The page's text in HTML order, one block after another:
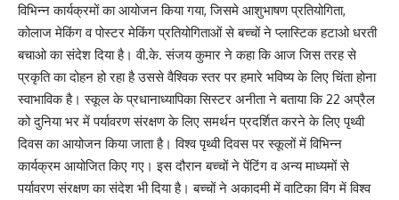
विभिन्न कार्यक्रमों का आयोजन किया गया, जिसमे आशुभाषण प्रतियोगिता,
कोलाज मेकिंग व पोस्टर मेकिंग प्रतियोगिताओं से बच्चों ने प्लास्टिक हटाओ धरती
बचाओ का संदेश दिया है। वी.के. संजय कुमार ने कहा कि आज जिस तरह से
प्रकृति का दोहन हो रहा है उससे वैश्विक स्तर पर हमारे भविष्य के लिए चिंता होना
स्वाभाविक है। स्कूल के प्रधानाध्यापिका सिस्टर अनीता ने बताया कि 22 अप्रैल
को दुनिया भर में पर्यावरण संरक्षण के लिए समर्थन प्रदर्शित करने के लिए पृथ्वी
दिवस का आयोजन किया जाता है। विश्व पृथ्वी दिवस पर स्कूलों में विभिन्न
कार्यक्रम आयोजित किए गए। इस दौरान बच्चों ने पेंटिंग व अन्य माध्यमों से
पर्यावरण संरक्षण का संदेश भी दिया है। बच्चों ने अकादमी में वाटिका विंग में विश्व